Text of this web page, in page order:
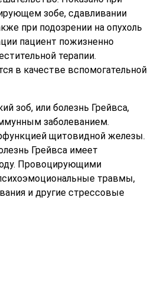
зобе, сдавливании
при подозрении на опухоль
пациент пожизненно
терапии.
в качестве вспомогательной
зоб, или болезнь Грейвса,
заболеванием.
щитовидной железы.
Грейвса имеет
Провоцирующими
травмы,
и другие стрессовые